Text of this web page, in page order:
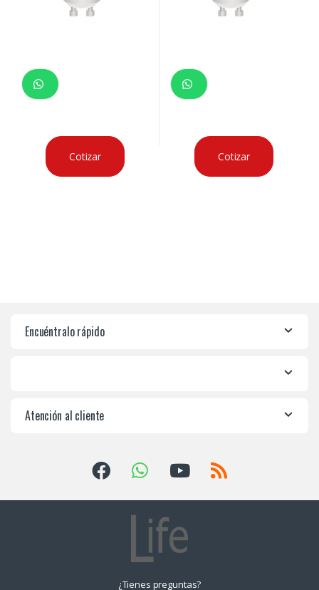
Cotizar Cotizar
Encuéntralo rápido
Atención al cliente
¿Tienes preguntas?